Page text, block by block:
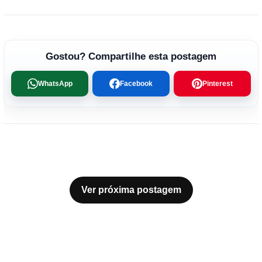
Gostou? Compartilhe esta postagem
WhatsApp Facebook Pinterest
Ver próxima postagem